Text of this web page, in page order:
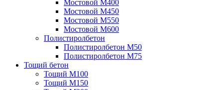
Мостовой М400
Мостовой М450
Мостовой М550
Мостовой М600
Полистиролбетон
Полистиролбетон М50
Полистиролбетон М75
Тощий бетон
Тощий М100
Тощий М150